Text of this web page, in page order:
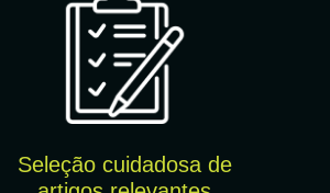
Seleção cuidadosa de